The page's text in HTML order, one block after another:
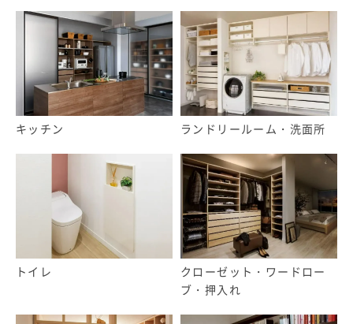
キッチン ランドリールーム・洗面所
トイレ
クローゼット・ワードロー
ブ・押入れ